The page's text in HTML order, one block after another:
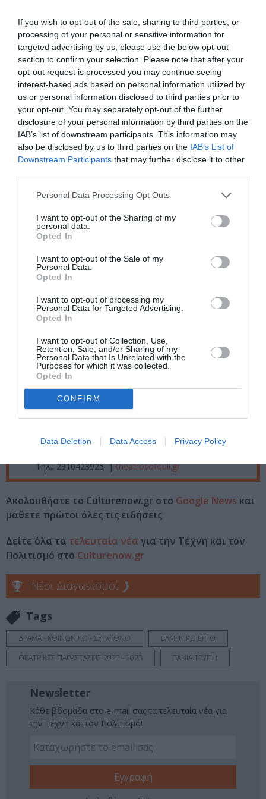
If you wish to opt-out of the sale, sharing to third parties, or
processing of your personal or sensitive information for
targeted advertising by us, please use the below opt-out
section to confirm your selection. Please note that after your
opt-out request is processed you may continue seeing
interest-based ads based on personal information utilized by
us or personal information disclosed to third parties prior to
your opt-out. You may separately opt-out of the further
disclosure of your personal information by third parties on the
IAB’s list of downstream participants. This information may
also be disclosed by us to third parties on the IAB’s List of
Downstream Participants that may further disclose it to other
Personal Data Processing Opt Outs
I want to opt-out of the Sharing of my
personal data.
Opted In
I want to opt-out of the Sale of my
Personal Data.
Opted In
I want to opt-out of processing my
Personal Data for Targeted Advertising.
Opted In
I want to opt-out of Collection, Use,
Retention, Sale, and/or Sharing of my
Personal Data that Is Unrelated with the
Purposes for which it was collected.
Opted In
CONFIRM
Data Deletion Data Access Privacy Policy
ΕΡΓΑΣΙΑΣ ΚΑΙ ΚΟΙΝΩΝΙΚΩΝ ΥΠΟΘΕΣΕΩΝ. Στο πλαίσια αυτό,
την ημέρα της της πρεμιέρας, θα προηγηθεί βίντεο της
καμπάνιας κατά του σεξισμού στην οικογένεια, το σχολικό
και το εργασιακό περιβάλλον το οποίο και ξεκίνησε το
υπουργείο Εργασίας και Κοινωνικών Υποθέσεων. Σύμφωνα
με την υφυπουργό Μαρία Συρεγγέλα, το μήνυμα της
καμπάνιας είναι «Ο σεξισμός πληγώνει την κοινωνία.
Αντιμετώπισέ τον στα ίσια» και στόχος των βίντεο που
προβάλλονται στα μέσα κοινωνικής δικτύωσης είναι η
εξάλειψη αντιλήψεων και συμπεριφορών που επιβάλλουν
διακρίσεις σε βάρος του γυναικείου ή αντρικού φύλου και
καλλιεργούν έμφυλα στερεότυπα.
Ημερομηνία:
Από: 24/10/2022 Εως:
01/11/2022
Δευτέρα-Τρίτη, 21:00
Τοποθεσία:
Θέατρο Σοφούλη, Τραπεζούντος 5, Καλαμαριά,
Θέατρο Σοφούλη
Eισιτήρια:
15€ | 12€ μειωμένο (ανέργων, μαθητών, φοιτητών,
άνω των 65, ΑμεΑ, πολυτέκνων, εκπαιδευτικών)
Πληροφορίες / Κρατήσεις:
Τηλ.: 2310423925 |theatrosofouli.gr
Ακολουθήστε το Culturenow.gr στο Google News και
μάθετε πρώτοι όλες τις ειδήσεις
Δείτε όλα τα τελευταία νέα για την Τέχνη και τον
Πολιτισμό στο Culturenow.gr
Νέοι Διαγωνισμοί ❯
Tags
ΔΡΑΜΑ - ΚΟΙΝΩΝΙΚΟ - ΣΥΓΧΡΟΝΟ
ΕΛΛΗΝΙΚΟ ΕΡΓΟ
ΘΕΑΤΡΙΚΕΣ ΠΑΡΑΣΤΑΣΕΙΣ 2022 - 2023
ΤΑΝΙΑ ΤΡΥΠΗ
Newsletter
Κάθε βδομάδα στο e-mail σας τα τελευταία νέα για
την Τέχνη και τον Πολιτισμό!